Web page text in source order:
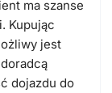
ma szanse
Kupując
jest
dojazdu do